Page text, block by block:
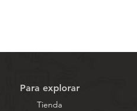
Para explorar
Tienda